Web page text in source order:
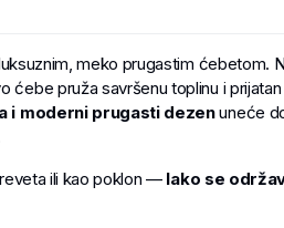
meko prugastim ćebetom.
ćebe pruža savršenu toplinu i
i moderni prugasti dezenuneće
ili kao poklon — lako se